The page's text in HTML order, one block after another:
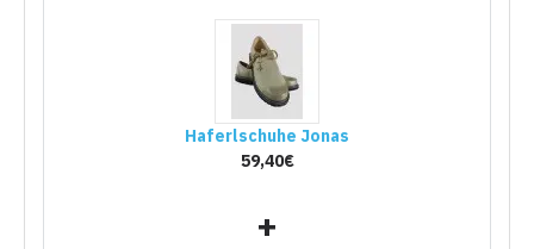
Haferlschuhe Jonas
59,40€
+